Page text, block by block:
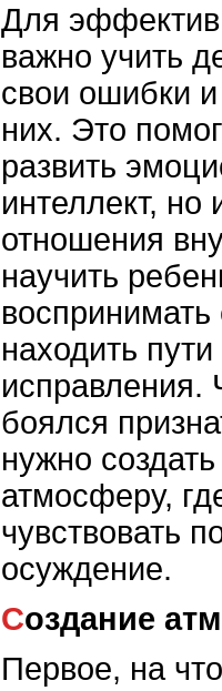
Для
важно учить
свои ошибки
них. Это
развить
интеллект, но
отношения
научить
воспринимать
находить
исправления.
боялся
нужно
атмосферу,
чувствовать
осуждение.
Создание
Первое, на